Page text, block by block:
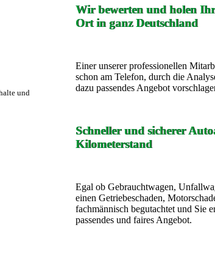
und
Wir bewerten und holen
Ort in ganz Deutschland
Einer unserer professionellen
schon am Telefon, durch die
dazu passendes Angebot
Schneller und sicherer
Kilometerstand
Egal ob Gebrauchtwagen,
einen Getriebeschaden,
fachmännisch begutachtet und Sie
passendes und faires Angebot.